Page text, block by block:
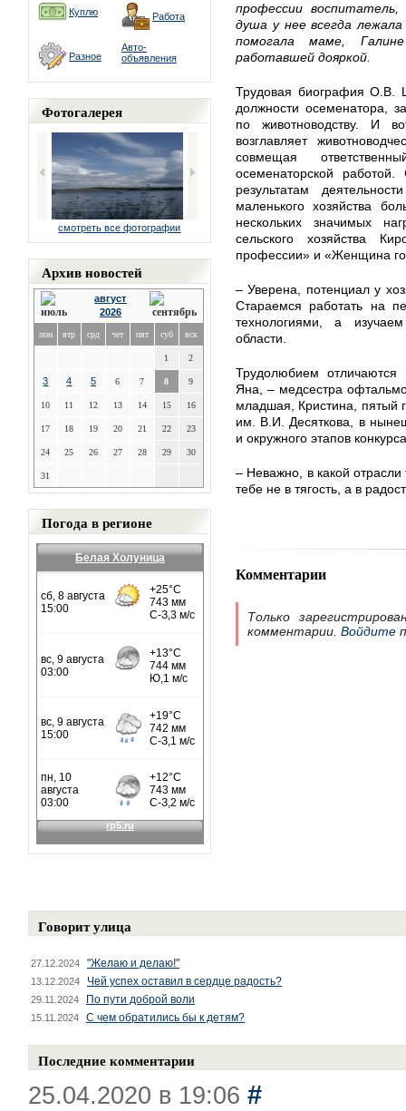
Куплю Работа
Разное
Авто-
объявления
Фотогалерея
смотреть все фотографии
Архив новостей
август
2026
пон втр срд чет пят суб вск
1 2
3 4 5 6 7 8 9
10 11 12 13 14 15 16
17 18 19 20 21 22 23
24 25 26 27 28 29 30
31
Погода в регионе
Белая Холуница
профессии
душа у нее всегда
помогала маме,
работавшей дояркой.
Трудовая биография О.В.
должности осеменатора,
по животноводству. И
возглавляет
совмещая
осеменаторской
результатам
маленького хозяйства
нескольких значимых
сельского хозяйства
профессии» и «Женщина
– Уверена, потенциал у
Стараемся работать на
технологиями, а
области.
Трудолюбием
Яна, – медсестра
младшая, Кристина, пятый
им. В.И. Десяткова, в
и окружного этапов
– Неважно, в какой
тебе не в тягость, а в
Комментарии
Только
комментарии. Войдите
Говорит улица
27.12.2024 "Желаю и делаю!"
13.12.2024 Чей успех оставил в сердце радость?
29.11.2024 По пути доброй воли
15.11.2024 С чем обратились бы к детям?
Последние комментарии
25.04.2020 в 19:06 #